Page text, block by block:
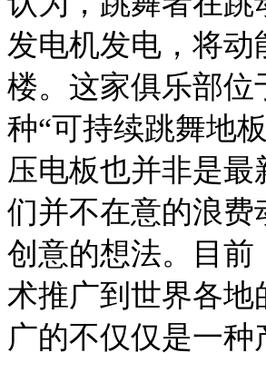
发电机发电，将
楼。这家俱乐部
种“可持续跳舞地
压电板也并非是
们并不在意的浪
创意的想法。目前
术推广到世界各
广的不仅仅是一